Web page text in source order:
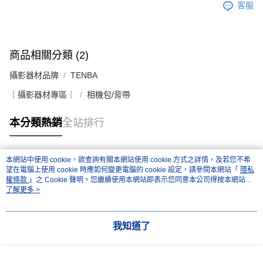
客服
商品相關分類 (2)
攝影器材品牌 TENBA
｜攝影器材專區｜ 相機包/背帶
本分類熱銷全站排行
熱門標籤
本網站中使用 cookie，欲查詢有關本網站使用 cookie 方式之詳情，及若您不希
望在電腦上使用 cookie 時應如何變更電腦的 cookie 設定，請參閱本網站「 隱私
權條款 」之 Cookie 聲明。您繼續使用本網站即表示您同意本公司得按本網站使
用條款之 Cookie 聲明使用 cookie。
了解更多 >
我知道了